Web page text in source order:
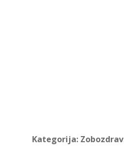
Kategorija: